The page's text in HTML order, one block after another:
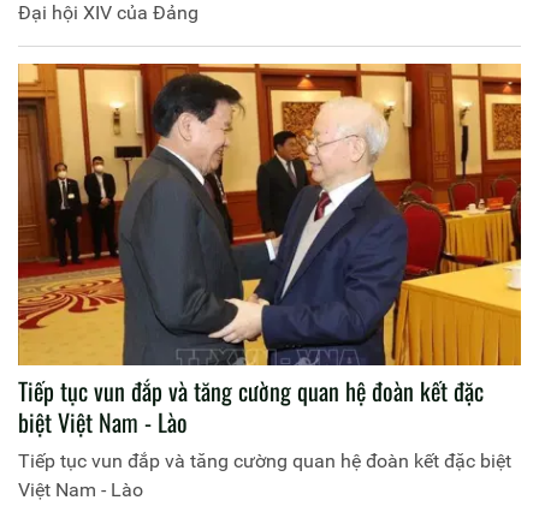
Đại hội XIV của Đảng
Tiếp tục vun đắp và tăng cường quan hệ đoàn kết đặc
biệt Việt Nam - Lào
Tiếp tục vun đắp và tăng cường quan hệ đoàn kết đặc biệt
Việt Nam - Lào